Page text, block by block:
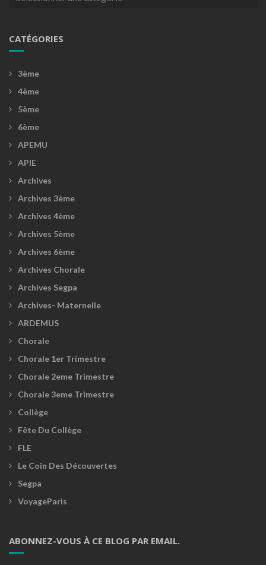
CATÉGORIES
3ème
4ème
5ème
6ème
APEMU
APIE
Archives
Archives 3ème
Archives 4ème
Archives 5ème
Archives 6ème
Archives Chorale
Archives Segpa
Archives- Maternelle
ARDEMUS
Chorale
Chorale 1er Trimestre
Chorale 2eme Trimestre
Chorale 3eme Trimestre
Collège
Fête Du Collège
FLE
Le Coin Des Découvertes
Segpa
VoyageParis
ABONNEZ-VOUS À CE BLOG PAR EMAIL.